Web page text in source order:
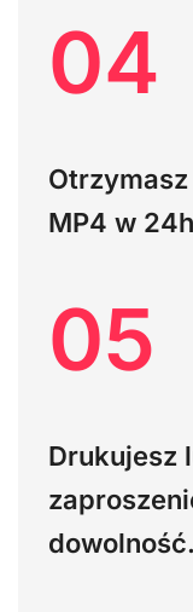
04
MP4 w
05
Drukujesz
dowolność.